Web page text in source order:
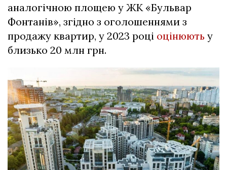
аналогічною площею у ЖК «Бульвар
Фонтанів», згідно з оголошеннями з
продажу квартир, у 2023 році оцінюють у
близько 20 млн грн.